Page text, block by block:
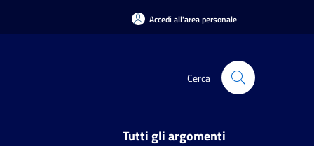
Accedi all'area personale
Cerca
Tutti gli argomenti